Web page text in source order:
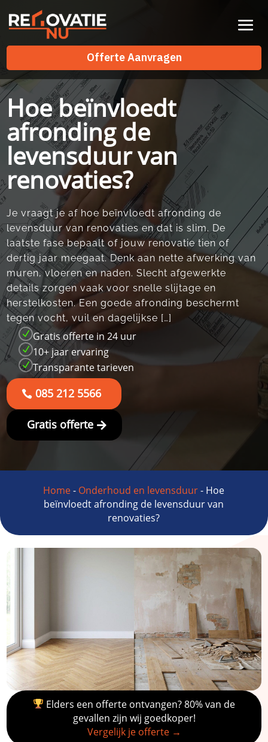
Offerte Aanvragen
Offerte Aanvragen
Hoe beïnvloedt
afronding de
levensduur van
renovaties?
Je vraagt je af hoe beïnvloedt afronding de
levensduur van renovaties en dat is slim.​ De
laatste fase bepaalt of jouw renovatie tien of
dertig jaar meegaat.​ Denk aan nette afwerking van
muren, vloeren en naden.​ Slecht afgewerkte
details zorgen vaak voor snelle slijtage en
herstelkosten.​ Een goede afronding beschermt
tegen vocht, vuil en dagelijkse […]
N Gratis offerte in 24 uur
N 10+ jaar ervaring
N Transparante tarieven
085 212 5566
Gratis offerte
Home- Onderhoud en levensduur- Hoe
beïnvloedt afronding de levensduur van
renovaties?
Elders een offerte ontvangen? 80% van de
gevallen zijn wij goedkoper!
Vergelijk je offerte →